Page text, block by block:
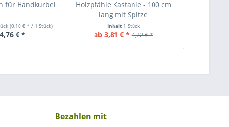
für Handkurbel
(0,10 € * / 1 Stück)
4,76 € *
Holzpfähle Kastanie - 100 cm
lang mit Spitze
Inhalt 1 Stück
ab 3,81 € * 4,22 € *
Bezahlen mit